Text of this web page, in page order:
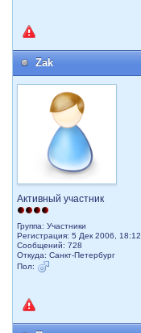
Zak
Активный участник
Группа: Участники
Регистрация: 5 Дек 2006, 18:12
Сообщений: 728
Откуда: Санкт-Петербург
Пол: